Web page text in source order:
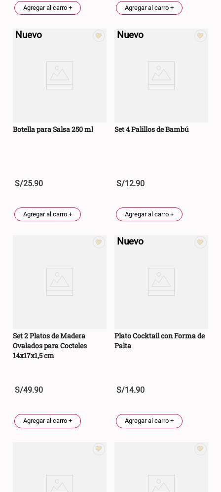
Cama Nido Grande para Perros
Papelero de Plástico Color 8 Lt
Canasto Bambú
Agregar al carro + Agregar al carro +
Nuevo
Botella para Salsa 250 ml
S/25.90
Agregar al carro +
Nuevo
Set 4 Palillos de Bambú
S/12.90
Agregar al carro +
Set 2 Platos de Madera
Ovalados para Cocteles
14x17x1,5 cm
S/49.90
Agregar al carro +
Nuevo
Plato Cocktail con Forma de
Palta
S/14.90
Agregar al carro +